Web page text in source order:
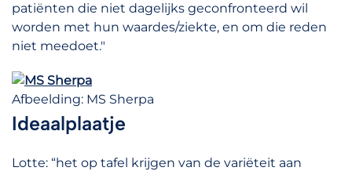
patiënten die niet dagelijks geconfronteerd wil
worden met hun waardes/ziekte, en om die reden
niet meedoet."
Afbeelding: MS Sherpa
Ideaalplaatje
Lotte: “het op tafel krijgen van de variëteit aan